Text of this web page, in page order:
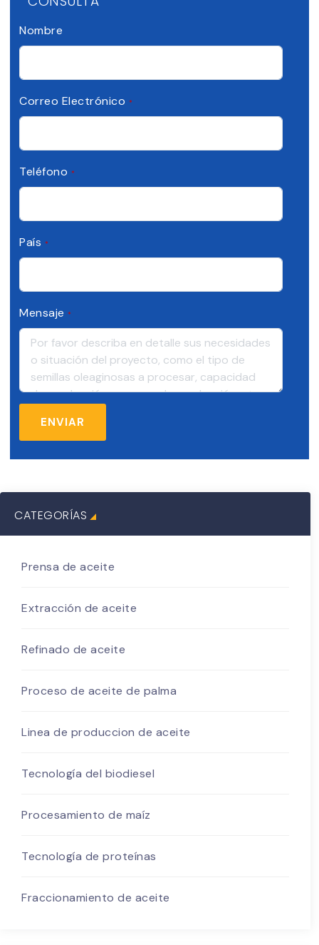
CATEGORÍAS
Prensa de aceite
Extracción de aceite
Refinado de aceite
Proceso de aceite de palma
Linea de produccion de aceite
Tecnología del biodiesel
Procesamiento de maíz
Tecnología de proteínas
Fraccionamiento de aceite
Nombre
Correo Electrónico *
Teléfono *
País *
Mensaje*